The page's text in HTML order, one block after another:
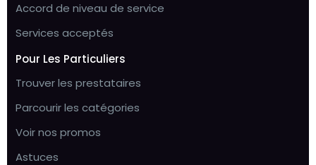
Accord de niveau de service
Services acceptés
Pour Les Particuliers
Trouver les prestataires
Parcourir les catégories
Voir nos promos
Astuces